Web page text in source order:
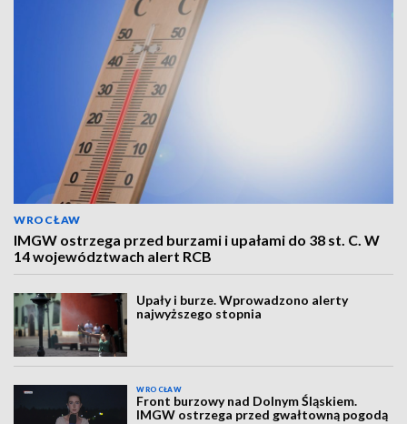
WROCŁAW
IMGW ostrzega przed burzami i upałami do 38 st. C. W
14 województwach alert RCB
Upały i burze. Wprowadzono alerty
najwyższego stopnia
WROCŁAW
Front burzowy nad Dolnym Śląskiem.
IMGW ostrzega przed gwałtowną pogodą